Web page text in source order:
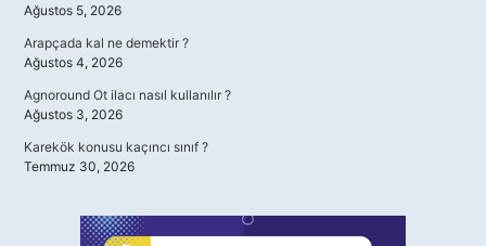
Ağustos 5, 2026
Arapçada kal ne demektir ?
Ağustos 4, 2026
Agnoround Ot ilacı nasıl kullanılır ?
Ağustos 3, 2026
Karekök konusu kaçıncı sınıf ?
Temmuz 30, 2026